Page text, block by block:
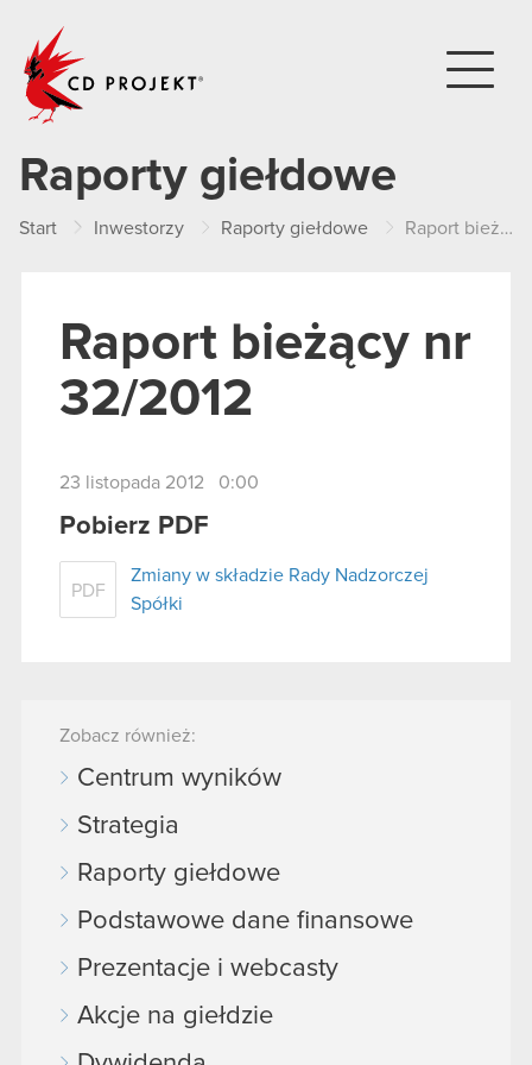
Raporty giełdowe
Start Inwestorzy Raporty giełdowe Raport bieżący nr 32/2012
Raport bieżący nr
32/2012
23 listopada 2012 0:00
Pobierz PDF
PDF
Zmiany w składzie Rady Nadzorczej
Spółki
Zobacz również:
Centrum wyników
Strategia
Raporty giełdowe
Podstawowe dane finansowe
Prezentacje i webcasty
Akcje na giełdzie